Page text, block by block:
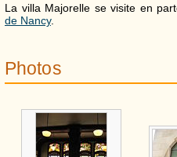
La villa Majorelle se visite en
de Nancy.
Photos